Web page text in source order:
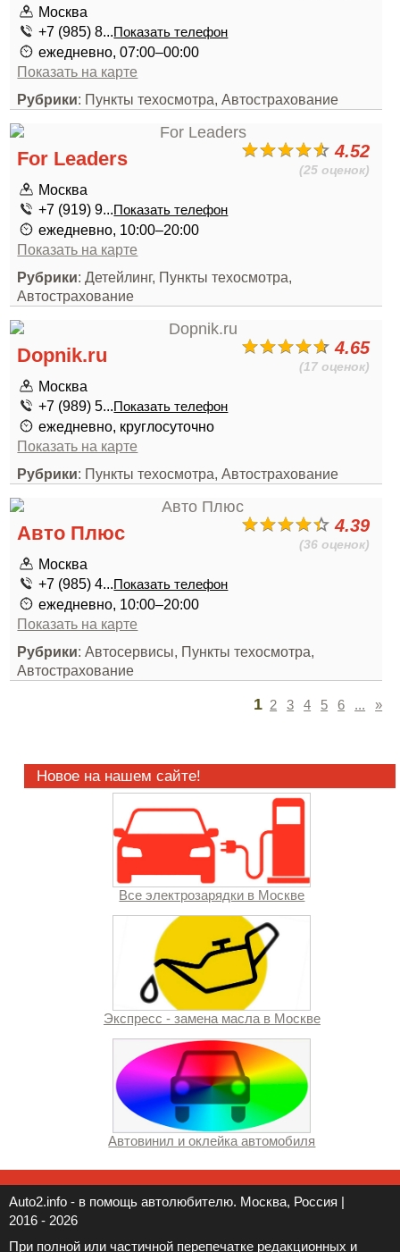
Москва
+7 (985) 8...Показать телефон
ежедневно, 07:00–00:00
Показать на карте
Рубрики: Пункты техосмотра, Автострахование
4.52
(25 оценок)
For Leaders
Москва
+7 (919) 9...Показать телефон
ежедневно, 10:00–20:00
Показать на карте
Рубрики: Детейлинг, Пункты техосмотра,
Автострахование
4.65
(17 оценок)
Dopnik.ru
Москва
+7 (989) 5...Показать телефон
ежедневно, круглосуточно
Показать на карте
Рубрики: Пункты техосмотра, Автострахование
4.39
(36 оценок)
Авто Плюс
Москва
+7 (985) 4...Показать телефон
ежедневно, 10:00–20:00
Показать на карте
Рубрики: Автосервисы, Пункты техосмотра,
Автострахование
1 2 3 4 5 6 ... »
Новое на нашем сайте!
Все электрозарядки в Москве
Экспресс - замена масла в Москве
Автовинил и оклейка автомобиля
Auto2.info - в помощь автолюбителю. Москва, Россия |
2016 - 2026
При полной или частичной перепечатке редакционных и